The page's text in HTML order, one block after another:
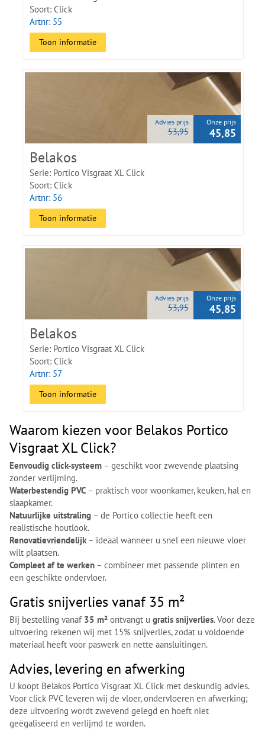
Soort: Click
Artnr: 55
Toon informatie
Advies prijs
53,95
Onze prijs
45,85
Belakos
Serie: Portico Visgraat XL Click
Soort: Click
Artnr: 56
Toon informatie
Advies prijs
53,95
Onze prijs
45,85
Belakos
Serie: Portico Visgraat XL Click
Soort: Click
Artnr: 57
Toon informatie
Waarom kiezen voor Belakos Portico
Visgraat XL Click?
Eenvoudig click-systeem – geschikt voor zwevende plaatsing
zonder verlijming.
Waterbestendig PVC – praktisch voor woonkamer, keuken, hal en
slaapkamer.
Natuurlijke uitstraling – de Portico collectie heeft een
realistische houtlook.
Renovatievriendelijk – ideaal wanneer u snel een nieuwe vloer
wilt plaatsen.
Compleet af te werken – combineer met passende plinten en
een geschikte ondervloer.
Gratis snijverlies vanaf 35 m²
Bij bestelling vanaf 35 m² ontvangt u gratis snijverlies. Voor deze
uitvoering rekenen wij met 15% snijverlies, zodat u voldoende
materiaal heeft voor paswerk en nette aansluitingen.
Advies, levering en afwerking
U koopt Belakos Portico Visgraat XL Click met deskundig advies.
Voor click PVC leveren wij de vloer, ondervloeren en afwerking;
deze uitvoering wordt zwevend gelegd en hoeft niet
geëgaliseerd en verlijmd te worden.